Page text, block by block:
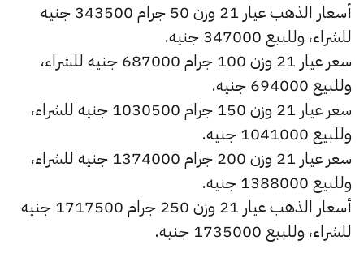
أسعار الذهب عيار 21 وزن 50 جرام 343500 جنيه
للشراء، وللبيع 347000 جنيه.
سعر عيار 21 وزن 100 جرام 687000 جنيه للشراء،
وللبيع 694000 جنيه.
سعر عيار 21 وزن 150 جرام 1030500 جنيه للشراء،
وللبيع 1041000 جنيه.
سعر عيار 21 وزن 200 جرام 1374000 جنيه للشراء،
وللبيع 1388000 جنيه.
أسعار الذهب عيار 21 وزن 250 جرام 1717500 جنيه
للشراء، وللبيع 1735000 جنيه.